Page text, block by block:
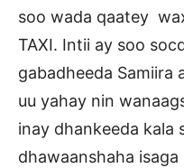
soo wada qaatey
TAXI. Intii ay soo
gabadheeda Samiira
uu yahay nin
inay dhankeeda kala
dhawaanshaha